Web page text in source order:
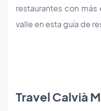
restaurantes con
valle en esta guía de
Travel Calvià